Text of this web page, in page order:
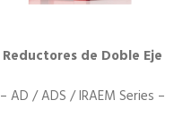
Reductores de Doble Eje
– AD / ADS / IRAEM Series –